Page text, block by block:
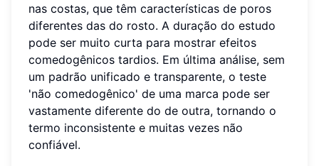
nas costas, que têm características de poros
diferentes das do rosto. A duração do estudo
pode ser muito curta para mostrar efeitos
comedogênicos tardios. Em última análise, sem
um padrão unificado e transparente, o teste
'não comedogênico' de uma marca pode ser
vastamente diferente do de outra, tornando o
termo inconsistente e muitas vezes não
confiável.